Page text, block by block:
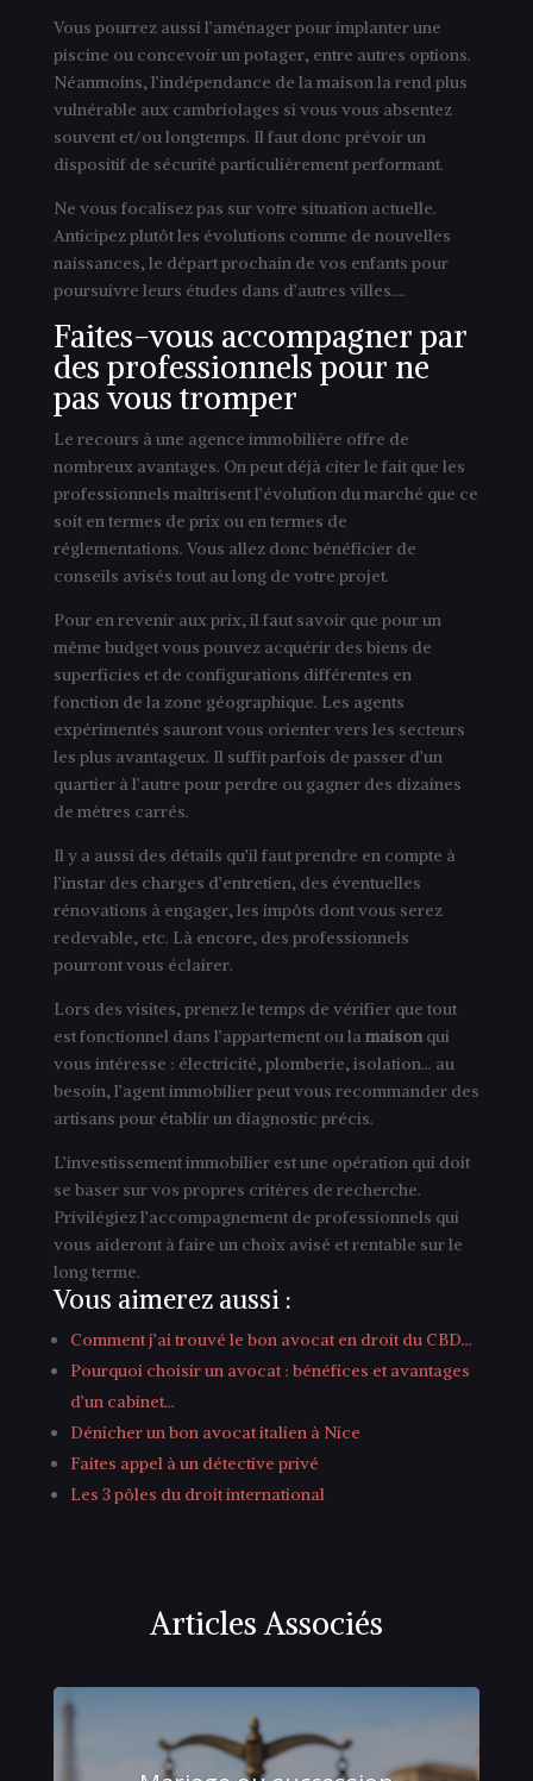
Vous pourrez aussi l’aménager pour implanter une
piscine ou concevoir un potager, entre autres options.
Néanmoins, l’indépendance de la maison la rend plus
vulnérable aux cambriolages si vous vous absentez
souvent et/ou longtemps. Il faut donc prévoir un
dispositif de sécurité particulièrement performant.
Ne vous focalisez pas sur votre situation actuelle.
Anticipez plutôt les évolutions comme de nouvelles
naissances, le départ prochain de vos enfants pour
poursuivre leurs études dans d’autres villes….
Faites-vous accompagner par
des professionnels pour ne
pas vous tromper
Le recours à une agence immobilière offre de
nombreux avantages. On peut déjà citer le fait que les
professionnels maîtrisent l’évolution du marché que ce
soit en termes de prix ou en termes de
réglementations. Vous allez donc bénéficier de
conseils avisés tout au long de votre projet.
Pour en revenir aux prix, il faut savoir que pour un
même budget vous pouvez acquérir des biens de
superficies et de configurations différentes en
fonction de la zone géographique. Les agents
expérimentés sauront vous orienter vers les secteurs
les plus avantageux. Il suffit parfois de passer d’un
quartier à l’autre pour perdre ou gagner des dizaines
de mètres carrés.
Il y a aussi des détails qu’il faut prendre en compte à
l’instar des charges d’entretien, des éventuelles
rénovations à engager, les impôts dont vous serez
redevable, etc. Là encore, des professionnels
pourront vous éclairer.
Lors des visites, prenez le temps de vérifier que tout
est fonctionnel dans l’appartement ou la maisonqui
vous intéresse : électricité, plomberie, isolation… au
besoin, l’agent immobilier peut vous recommander des
artisans pour établir un diagnostic précis.
L’investissement immobilier est une opération qui doit
se baser sur vos propres critères de recherche.
Privilégiez l’accompagnement de professionnels qui
vous aideront à faire un choix avisé et rentable sur le
long terme.
Vous aimerez aussi :
Comment j’ai trouvé le bon avocat en droit du CBD…
Pourquoi choisir un avocat : bénéfices et avantages
d’un cabinet…
Dénicher un bon avocat italien à Nice
Faites appel à un détective privé
Les 3 pôles du droit international
Articles Associés